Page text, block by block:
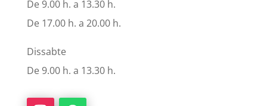
De 9.00 h. a 13.30 h.
De 17.00 h. a 20.00 h.
Dissabte
De 9.00 h. a 13.30 h.